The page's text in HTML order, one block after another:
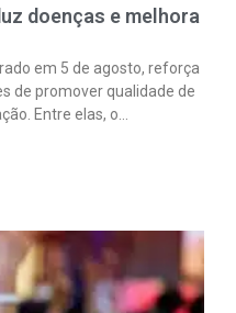
doenças e melhora
em 5 de agosto, reforça
de promover qualidade de
Entre elas, o
esgoto contribui